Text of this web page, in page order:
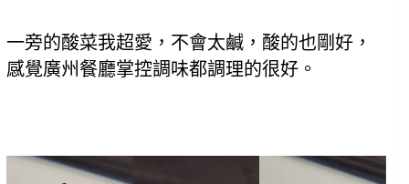
一旁的酸菜我超愛，不會太鹹，酸的也剛好，
感覺廣州餐廳掌控調味都調理的很好。